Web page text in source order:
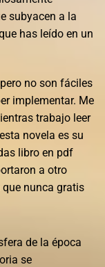
subyacen a la
has leído en un
no son fáciles
implementar. Me
trabajo leer
novela es su
libro en pdf
a otro
nunca gratis
de la época
se